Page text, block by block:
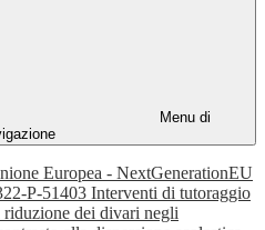
Menu di
Europea - NextGenerationEU
P-51403 Interventi di tutoraggio
riduzione dei divari negli